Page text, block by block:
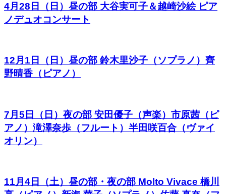
4月28日（日）昼の部 大谷実可子＆越崎沙絵 ピア
ノデュオコンサート
12月1日（日）昼の部 鈴木里沙子（ソプラノ）齊
野晴香（ピアノ）
7月5日（日）夜の部 安田優子（声楽）市原茜（ピ
アノ）滝澤奈歩（フルート）半田咲百合（ヴァイ
オリン）
11月4日（土）昼の部・夜の部 Molto Vivace 橋川